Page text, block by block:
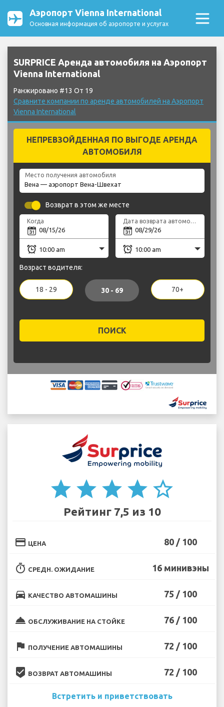
Аэропорт Vienna International
Основная информация об аэропорте и услугах
SURPRICE Аренда автомобиля на Аэропорт
Vienna International
Ранжировано #13 От 19
Сравните компании по аренде автомобилей на Аэропорт
Vienna International
НЕПРЕВЗОЙДЕННАЯ ПО ВЫГОДЕ АРЕНДА
АВТОМОБИЛЯ
Место получения автомобиля
Возврат в этом же месте
Когда Дата возврата автомобиля
Возраст водителя:
18 - 29 30 - 69 70+
ПОИСК
star star star star star_border
Рейтинг 7,5 из 10
credit_card ЦЕНА 80 / 100
timer СРЕДН. ОЖИДАНИЕ 16 минивэны
directions_car КАЧЕСТВО АВТОМАШИНЫ 75 / 100
room_service ОБСЛУЖИВАНИЕ НА СТОЙКЕ 76 / 100
flag ПОЛУЧЕНИЕ АВТОМАШИНЫ 72 / 100
beenhere ВОЗВРАТ АВТОМАШИНЫ 72 / 100
Встретить и приветствовать